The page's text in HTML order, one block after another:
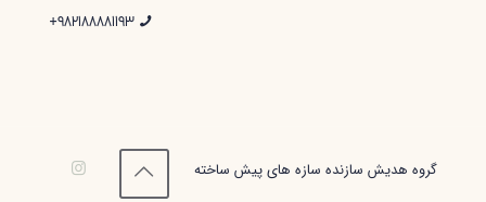
گروه هدیش سازنده سازه های پیش ساخته